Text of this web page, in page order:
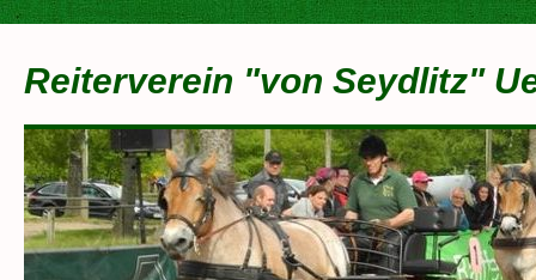
springen
Reiterverein "von Seydlitz"